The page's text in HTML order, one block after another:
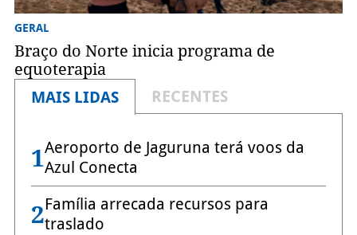
GERAL
Braço do Norte inicia programa de
equoterapia
MAIS LIDAS
RECENTES
1Aeroporto de Jaguruna terá voos da
Azul Conecta
2Família arrecada recursos para
traslado